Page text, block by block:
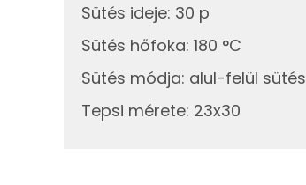
Összesen
Összesen
Zsír
Összesen
Sütés ideje: 30 p
Sütés hőfoka: 180 °C
Sütés módja: alul-felül sütés
Tepsi mérete: 23x30